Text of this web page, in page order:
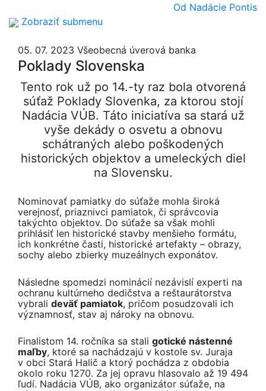
Od Nadácie Pontis
Zobraziť submenu
05. 07. 2023 Všeobecná úverová banka
Poklady Slovenska
Tento rok už po 14.-ty raz bola otvorená
súťaž Poklady Slovenka, za ktorou stojí
Nadácia VÚB. Táto iniciatíva sa stará už
vyše dekády o osvetu a obnovu
schátraných alebo poškodených
historických objektov a umeleckých diel
na Slovensku.
Nominovať pamiatky do súťaže mohla široká
verejnosť, priaznivci pamiatok, či správcovia
takýchto objektov. Do súťaže sa však mohli
prihlásiť len historické stavby menšieho formátu,
ich konkrétne časti, historické artefakty – obrazy,
sochy alebo zbierky muzeálnych exponátov.
Následne spomedzi nominácií nezávislí experti na
ochranu kultúrneho dedičstva a reštaurátorstva
vybrali deväť pamiatok, pričom posudzovali ich
významnosť, stav aj nároky na obnovu.
Finalistom 14. ročníka sa stali gotické nástenné
maľby, ktoré sa nachádzajú v kostole sv. Juraja
v obci Stará Halič a ktorý pochádza z obdobia
okolo roku 1270. Za jej opravu hlasovalo až 19 494
ľudí. Nadácia VÚB, ako organizátor súťaže, na